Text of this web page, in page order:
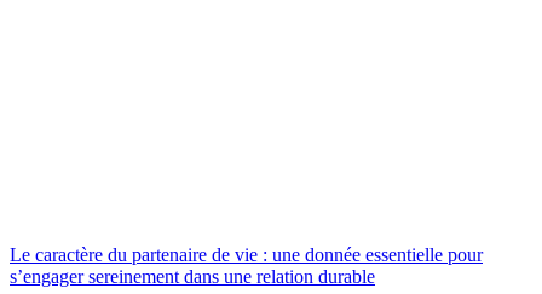
Le caractère du partenaire de vie : une donnée essentielle pour
s’engager sereinement dans une relation durable